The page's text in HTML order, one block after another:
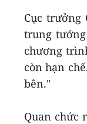
Cục trưởng
trung
chương
còn hạn
bên."
Quan chức